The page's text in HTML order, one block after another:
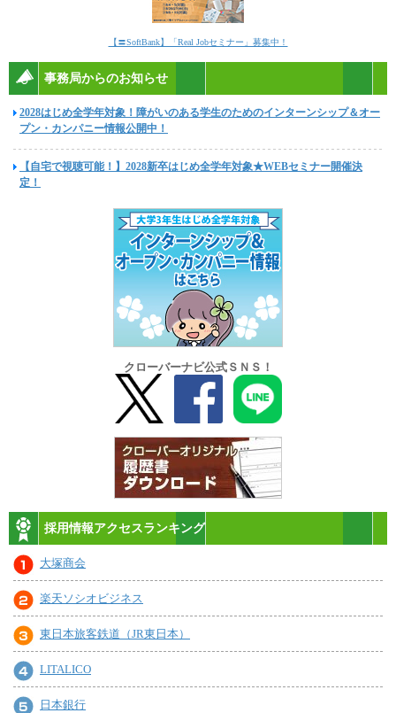
【〓SoftBank】「Real Jobセミナー」募集中！
事務局からのお知らせ
2028はじめ全学年対象！障がいのある学生のためのインターンシップ＆オー
プン・カンパニー情報公開中！
【自宅で視聴可能！】2028新卒はじめ全学年対象★WEBセミナー開催決
定！
クローバーナビ公式ＳＮＳ！
採用情報アクセスランキング
大塚商会
楽天ソシオビジネス
東日本旅客鉄道（JR東日本）
LITALICO
日本銀行